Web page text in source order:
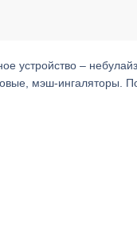
устройство –
мэш-ингаляторы.